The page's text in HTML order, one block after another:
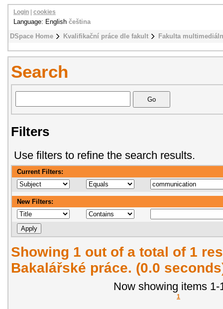
DSpace Home Kvalifikační práce dle fakult Fakulta
Login cookies
Language: English čeština
Search
Filters
Use filters to refine the search results.
Current Filters:
New Filters:
Showing 1 out of a total of 1
Bakalářské práce. (0.0
Now showing items 1-
1